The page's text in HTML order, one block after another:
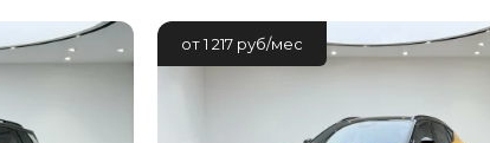
от 1 217 руб/мес